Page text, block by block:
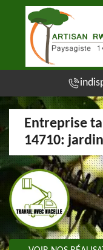
Entreprise
14710: